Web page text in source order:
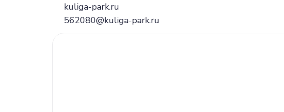
kuliga-park.ru
562080@kuliga-park.ru